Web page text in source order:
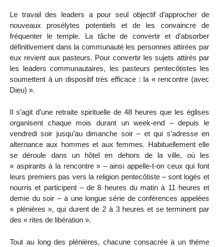
Le travail des leaders a pour seul objectif d’approcher de
nouveaux prosélytes potentiels et de les convaincre de
fréquenter le temple. La tâche de convertir et d’absorber
définitivement dans la communauté les personnes attirées par
eux revient aux pasteurs. Pour convertir les sujets attirés par
les leaders communautaires, les pasteurs pentecôtistes les
soumettent à un dispositif très efficace : la « rencontre (avec
Dieu) ».
Il s’agit d’une retraite spirituelle de 48 heures que les églises
organisent chaque mois durant un week-end – depuis le
vendredi soir jusqu’au dimanche soir – et qui s’adresse en
alternance aux hommes et aux femmes. Habituellement elle
se déroule dans un hôtel en dehors de la ville, où les
« aspirants à la rencontre » – ainsi appelle-t-on ceux qui font
leurs premiers pas vers la religion pentecôtiste – sont logés et
nourris et participent – de 8 heures du matin à 11 heures et
demie du soir – à une longue série de conférences appelées
« plénières », qui durent de 2 à 3 heures et se terminent par
des « rites de libération ».
Tout au long des plénières, chacune consacrée à un thème